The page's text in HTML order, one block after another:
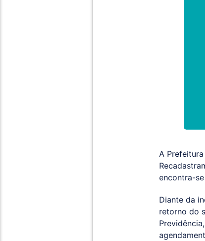
A
encontra-
Diante da
retorno do